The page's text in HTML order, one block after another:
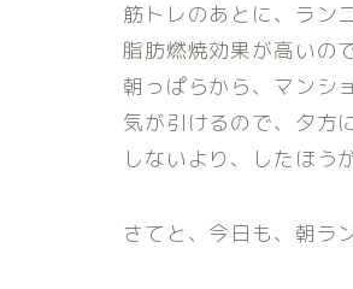
筋トレのあとに、ラン
脂肪燃焼効果が高いの
朝っぱらから、マンシ
気が引けるので、夕方
しないより、したほう
さてと、今日も、朝ラ